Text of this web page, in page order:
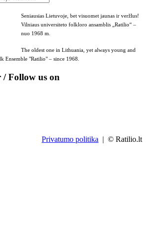
Seniausias Lietuvoje, bet visuomet jaunas ir veržlus!
Vilniaus universiteto folkloro ansamblis „Ratilio“ –
nuo 1968 m.
The oldest one in Lithuania, yet always young and
Ensemble "Ratilio" – since 1968.
Follow us on
Privatumo politika | © Ratilio.lt